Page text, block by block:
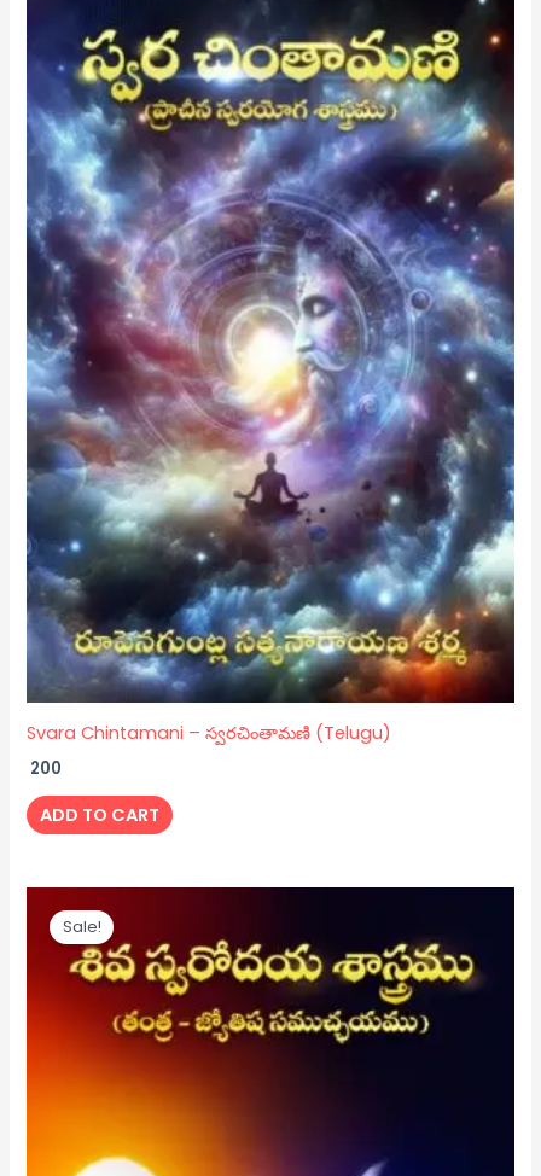
Svara Chintamani – స్వరచింతామణి (Telugu)
200
ADD TO CART
Sale!
price
was:
₹ 150.
price
is:
₹ 120.